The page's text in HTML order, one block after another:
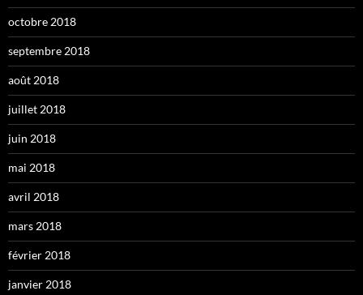
octobre 2018
septembre 2018
août 2018
juillet 2018
juin 2018
mai 2018
avril 2018
mars 2018
février 2018
janvier 2018